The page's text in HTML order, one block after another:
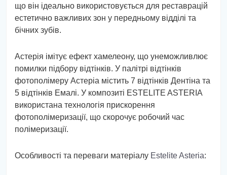
що він ідеально використовується для реставрацій
естетично важливих зон у передньому відділі та
бічних зубів.
Астерія імітує ефект хамелеону, що унеможливлює
помилки підбору відтінків. У палітрі відтінків
фотополімеру Астеріа містить 7 відтінків Дентіна та
5 відтінків Емалі. У композиті ESTELITE ASTERIA
використана технологія прискорення
фотополімеризації, що скорочує робочий час
полімеризації.
Особливості та переваги матеріалу Estelite Asteria: